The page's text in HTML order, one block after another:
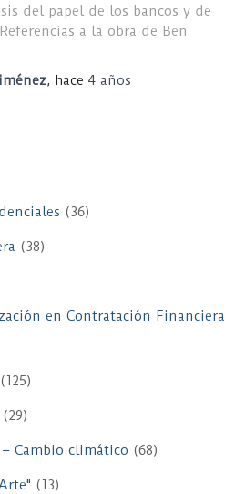
del papel de los bancos y de
a la obra de Ben
, hace 4 años
(36)
(38)
en Contratación Financiera
(125)
(29)
Cambio climático (68)
(13)